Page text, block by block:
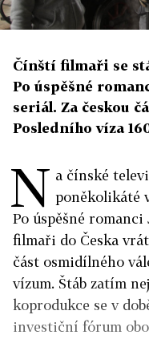
Čínští filmaři se
Po úspěšné
seriál. Za českou
Posledního víza
N a čínské
poněkolikáté
Po úspěšné
filmaři do Česka
část osmidílného
vízum. Štáb zatím
koprodukce se v
investiční fórum